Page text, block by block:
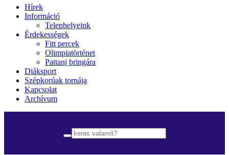
Hírek
Információ
Telephelyeink
Érdekességek
Fitt percek
Olimpiatörténet
Pattanj bringára
Diáksport
Szépkorúak tornája
Kapcsolat
Archívum